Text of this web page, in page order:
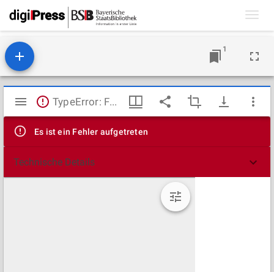
1
Mirador
Viewer
TypeError: Failed to fetch
Es ist ein Fehler aufgetreten
Technische Details